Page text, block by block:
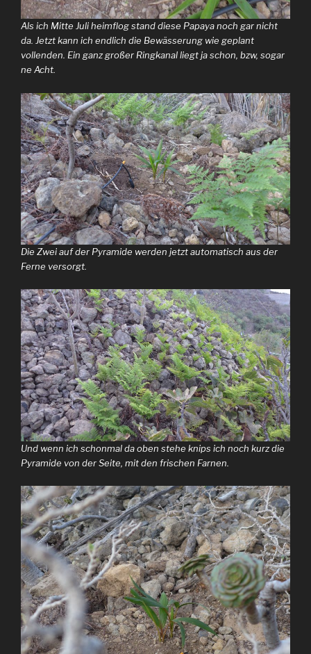
Als ich Mitte Juli heimflog stand diese Papaya noch gar nicht
da. Jetzt kann ich endlich die Bewässerung wie geplant
vollenden. Ein ganz großer Ringkanal liegt ja schon, bzw, sogar
ne Acht.
Die Zwei auf der Pyramide werden jetzt automatisch aus der
Ferne versorgt.
Und wenn ich schonmal da oben stehe knips ich noch kurz die
Pyramide von der Seite, mit den frischen Farnen.